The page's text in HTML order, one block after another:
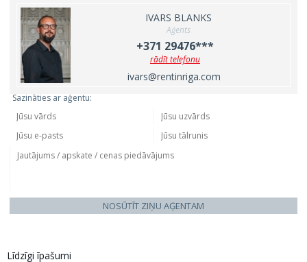
IVARS BLANKS
Aģents
+371 29476***
rādīt telefonu
ivars@rentinriga.com
Sazināties ar aģentu:
NOSŪTĪT ZIŅU AĢENTAM
Līdzīgi īpašumi